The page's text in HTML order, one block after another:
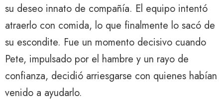
su deseo innato de compañía. El equipo intentó
atraerlo con comida, lo que finalmente lo sacó de
su escondite. Fue un momento decisivo cuando
Pete, impulsado por el hambre y un rayo de
confianza, decidió arriesgarse con quienes habían
venido a ayudarlo.